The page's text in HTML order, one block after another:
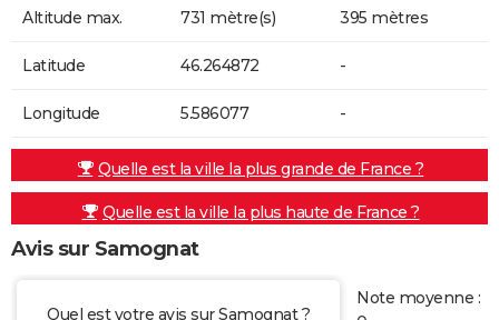
Altitude max. 731 mètre(s) 395 mètres
Latitude 46.264872 -
Longitude 5.586077 -
Quelle est la ville la plus grande de France ?
Quelle est la ville la plus haute de France ?
Avis sur Samognat
Quel est votre avis sur Samognat ?
Note moyenne :